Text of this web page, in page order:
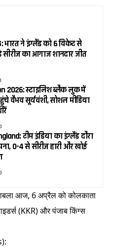
भारत ने इंग्लैंड को 6 विकेट से
सीरीज का आगाज शानदार जीत
2026: स्टाइलिश ब्लैक लुक में
वैभव सूर्यवंशी, सोशल मीडिया
टीम इंडिया का इंग्लैंड दौरा
0-4 से सीरीज हारी और खोई
आज, 6 अप्रैल को कोलकाता
(KKR) और पंजाब किंग्स